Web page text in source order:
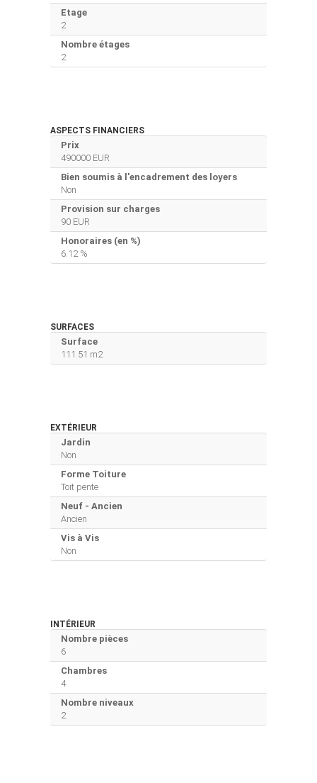
Etage
2
Nombre étages
2
ASPECTS FINANCIERS
Prix
490000 EUR
Bien soumis à l'encadrement des loyers
Non
Provision sur charges
90 EUR
Honoraires (en %)
6.12 %
SURFACES
Surface
111.51 m2
EXTÉRIEUR
Jardin
Non
Forme Toiture
Toit pente
Neuf - Ancien
Ancien
Vis à Vis
Non
INTÉRIEUR
Nombre pièces
6
Chambres
4
Nombre niveaux
2